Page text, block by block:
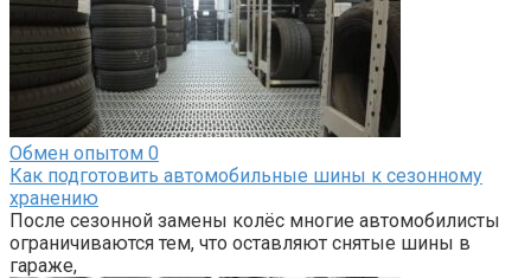
Обмен опытом 0
Как подготовить автомобильные шины к сезонному
хранению
После сезонной замены колёс многие автомобилисты
ограничиваются тем, что оставляют снятые шины в
гараже,